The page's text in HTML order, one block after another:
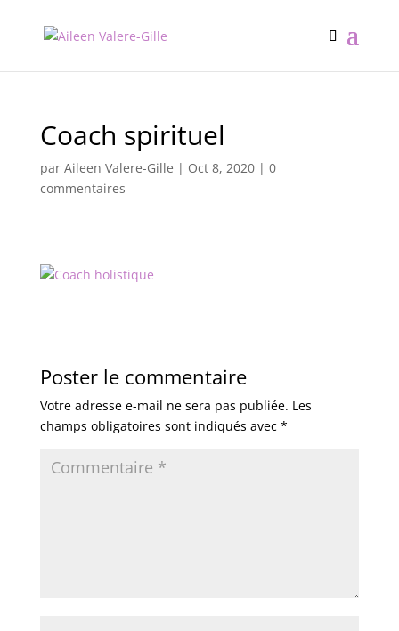
Coach spirituel
par Aileen Valere-Gille | Oct 8, 2020| 0
commentaires
Poster le commentaire
Votre adresse e-mail ne sera pas publiée. Les
champs obligatoires sont indiqués avec *